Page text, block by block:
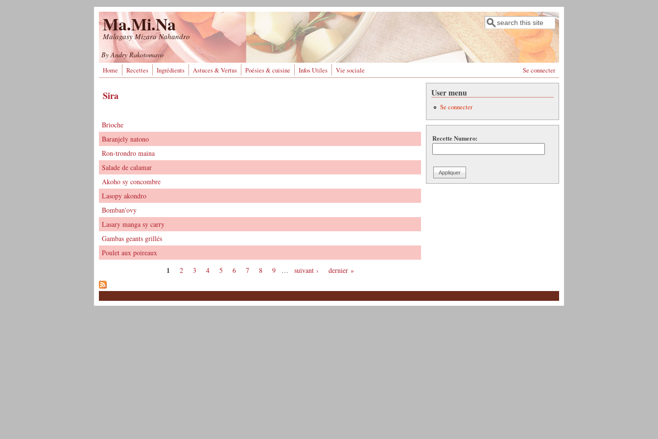
Ma.Mi.Na
Malagasy Mizara Nahandro
Formulaire de recherche
Rechercher
By Andry Rakotomavo
Home Recettes Ingrédients Astuces & Vertus Poésies & cuisine Infos Utiles Vie sociale Se connecter
Sira
Brioche
Baranjely natono
Ron-trondro maina
Salade de calamar
Akoho sy concombre
Lasopy akondro
Bomban'ovy
Lasary manga sy carry
Gambas geants grillés
Poulet aux poireaux
1 2 3 4 5 6 7 8 9 … suivant › dernier »
User menu
Se connecter
Recette Numero: